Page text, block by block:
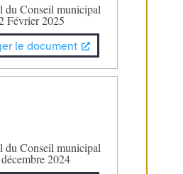
du Conseil municipal
Février 2025
le document
du Conseil municipal
2024